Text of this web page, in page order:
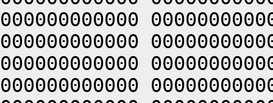
000000000000
000000000000
000000000000
000000000000